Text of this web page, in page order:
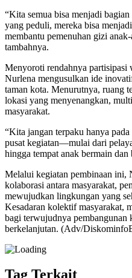
“Kita semua bisa menjadi
yang peduli, mereka bisa
membantu pemenuhan gizi
tambahnya.
Menyoroti rendahnya partisipasi
Nurlena mengusulkan ide
taman kota. Menurutnya, ruang
lokasi yang menyenangkan,
masyarakat.
“Kita jangan terpaku hanya
pusat kegiatan—mulai dari
hingga tempat anak bermain dan
Melalui kegiatan pembinaan ini,
kolaborasi antara masyarakat,
mewujudkan lingkungan yang
Kesadaran kolektif masyarakat,
bagi terwujudnya pembangunan
berkelanjutan. (Adv/
Tag Terkait